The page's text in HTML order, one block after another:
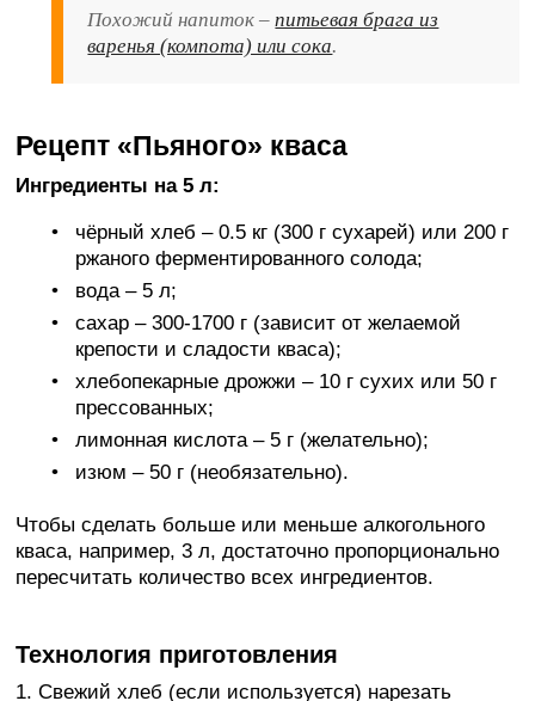
Похожий напиток –питьевая брага из
варенья (компота) или сока.
Рецепт «Пьяного» кваса
Ингредиенты на 5 л:
чёрный хлеб – 0.5 кг (300 г сухарей) или 200 г
ржаного ферментированного солода;
вода – 5 л;
сахар – 300-1700 г (зависит от желаемой
крепости и сладости кваса);
хлебопекарные дрожжи – 10 г сухих или 50 г
прессованных;
лимонная кислота – 5 г (желательно);
изюм – 50 г (необязательно).
Чтобы сделать больше или меньше алкогольного
кваса, например, 3 л, достаточно пропорционально
пересчитать количество всех ингредиентов.
Технология приготовления
1. Свежий хлеб (если используется) нарезать